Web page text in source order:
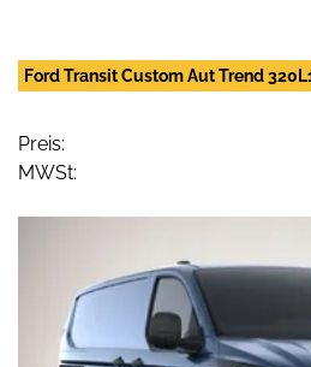
Ford Transit Custom Aut Trend
Preis:
MWSt: